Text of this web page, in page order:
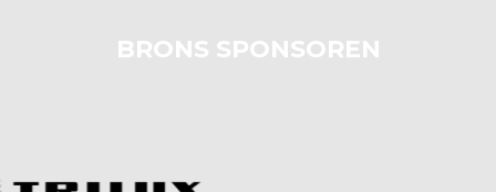
BRONS SPONSOREN